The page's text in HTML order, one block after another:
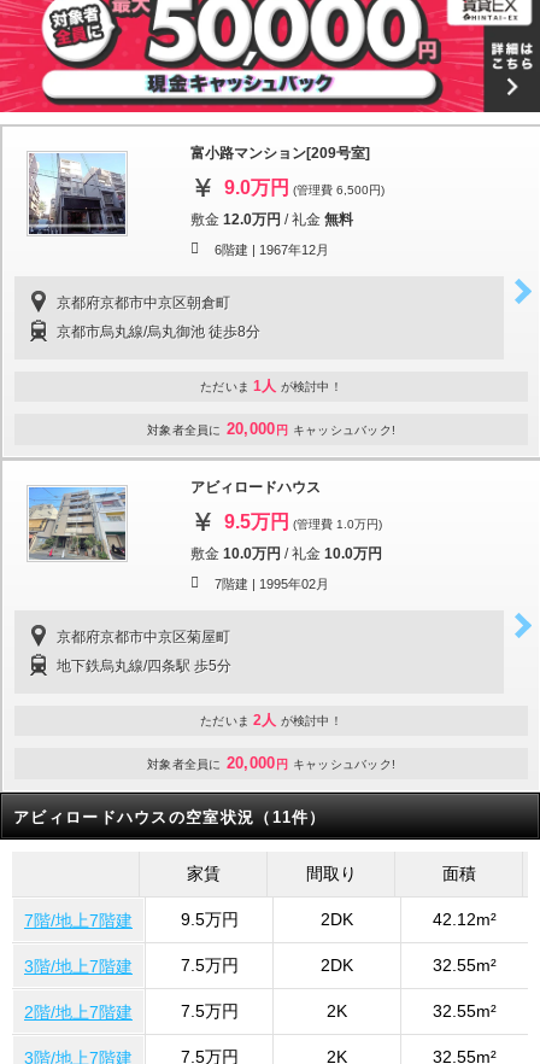
富小路マンション[209号室]
9.0万円 (管理費 6,500円)
敷金 12.0万円 /礼金 無料
6階建 | 1967年12月
京都府京都市中京区朝倉町
京都市烏丸線/烏丸御池 徒歩8分
ただいま 1人 が検討中！
対象者全員に 20,000 円 キャッシュバック!
アビィロードハウス
9.5万円 (管理費 1.0万円)
敷金 10.0万円 /礼金 10.0万円
7階建 | 1995年02月
京都府京都市中京区菊屋町
地下鉄烏丸線/四条駅 歩5分
ただいま 2人 が検討中！
対象者全員に 20,000 円 キャッシュバック!
アビィロードハウスの空室状況（11件）
家賃 間取り 面積
7階/地上7階建 9.5万円 2DK 42.12m²
3階/地上7階建 7.5万円 2DK 32.55m²
2階/地上7階建 7.5万円 2K 32.55m²
3階/地上7階建 7.5万円 2K 32.55m²